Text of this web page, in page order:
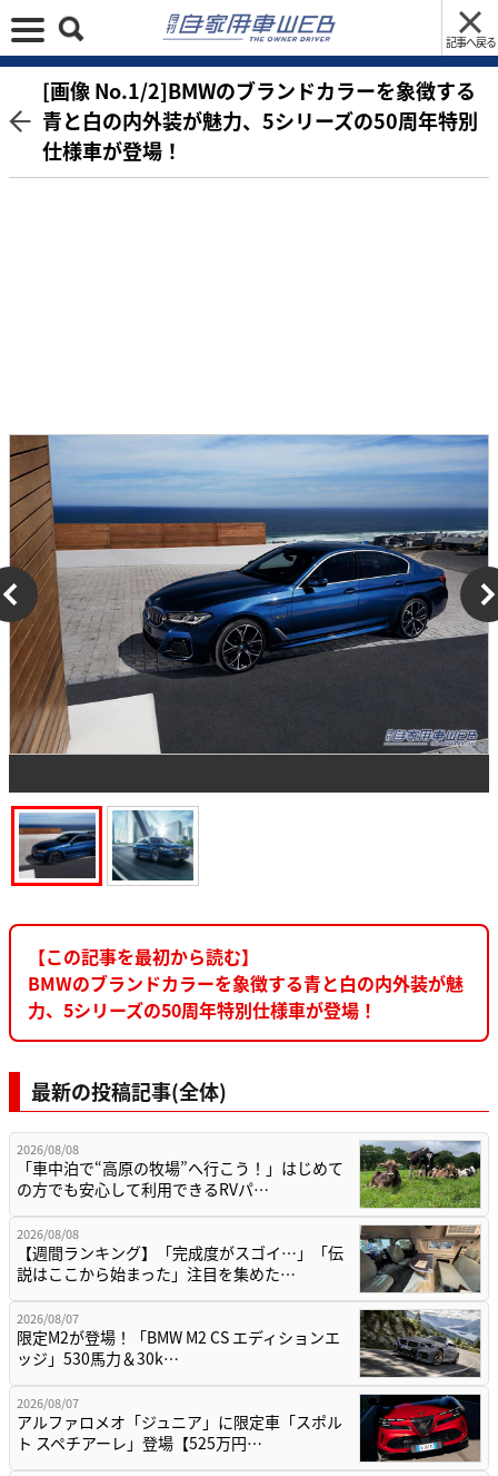
記事へ戻る
[画像 No.1/2]BMWのブランドカラーを象徴する
青と白の内外装が魅力、5シリーズの50周年特別
仕様車が登場！
【この記事を最初から読む】
BMWのブランドカラーを象徴する青と白の内外装が魅
力、5シリーズの50周年特別仕様車が登場！
最新の投稿記事(全体)
2026/08/08
「車中泊で“高原の牧場”へ行こう！」はじめて
の方でも安心して利用できるRVパ…
2026/08/08
【週間ランキング】「完成度がスゴイ…」「伝
説はここから始まった」注目を集めた…
2026/08/07
限定M2が登場！「BMW M2 CS エディションエ
ッジ」530馬力＆30k…
2026/08/07
アルファロメオ「ジュニア」に限定車「スポル
ト スペチアーレ」登場【525万円…